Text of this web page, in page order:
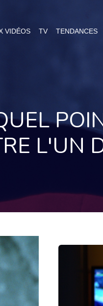
VIDÉOS TV TENDANCES
L'UN